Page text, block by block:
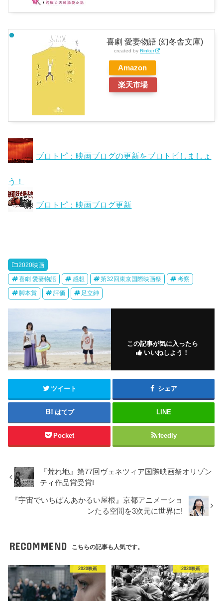
喜劇 愛妻物語 (幻冬舎文庫)
created byRinker
Amazon
楽天市場
ブロトピ：映画ブログの更新をブロトピしましょ
う！
ブロトピ：映画ブログ更新
2020映画
喜劇 愛妻物語 感想 第32回東京国際映画祭 考察
脚本賞 評価 足立紳
この記事が気に入ったら
いいねしよう！
ツイート シェア
はてブ LINE
Pocket feedly
『荒れ地』第77回ヴェネツィア国際映画祭オリゾン
ティ作品賞受賞!
『宇宙でいちばんあかるい屋根』京都アニメーショ
ンたる空間を3次元に世界に!
RECOMMEND こちらの記事も人気です。
2020映画 2020映画